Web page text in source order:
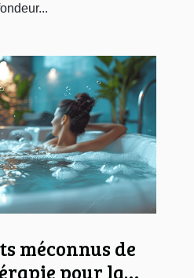
méconnus de
pour la